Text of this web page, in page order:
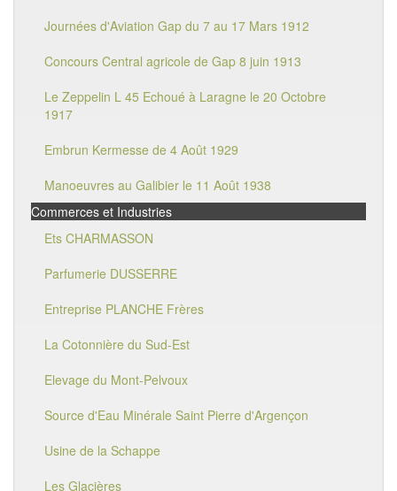
Journées d'Aviation Gap du 7 au 17 Mars 1912
Concours Central agricole de Gap 8 juin 1913
Le Zeppelin L 45 Echoué à Laragne le 20 Octobre
1917
Embrun Kermesse de 4 Août 1929
Manoeuvres au Galibier le 11 Août 1938
Commerces et Industries
Ets CHARMASSON
Parfumerie DUSSERRE
Entreprise PLANCHE Frères
La Cotonnière du Sud-Est
Elevage du Mont-Pelvoux
Source d'Eau Minérale Saint Pierre d'Argençon
Usine de la Schappe
Les Glacières